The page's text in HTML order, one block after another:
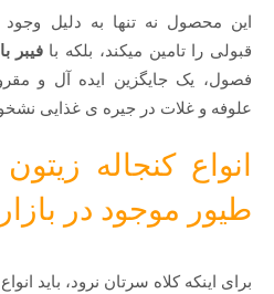
این محصول نه تنها به دلیل وجود
قبولی را تامین میکند، بلکه بافیبر
فصول، یک جایگزین ایده‌ آل و
علوفه و غلات در جیره‌ ی غذایی
انواع کنجاله
طیور موجود در بازار
برای اینکه کلاه سرتان نرود، باید